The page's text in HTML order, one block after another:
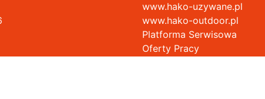
www.hako-uzywane.pl
www.hako-outdoor.pl
Platforma Serwisowa
Oferty Pracy